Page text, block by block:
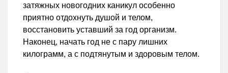
затяжных новогодних каникул особенно
приятно отдохнуть душой и телом,
восстановить уставший за год организм.
Наконец, начать год не с пару лишних
килограмм, а с подтянутым и здоровым телом.